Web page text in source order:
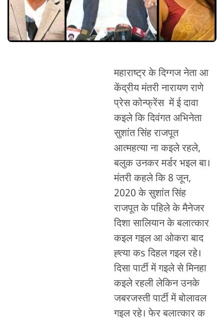
महाराष्ट्र के दिग्गज नेता आ
केंद्रीय मंतरी नारायण राणे
प्रेस कोन्फ्रेंस में ई दावा
कइले कि दिवंगत अभिनेता
सुशांत सिंह राजपूत
आत्महत्या ना कइले रहले,
बलुक उनकर मर्डर भइल बा।
मंतरी कहले कि 8 जून,
2020 के सुशांत सिंह
राजपूत के पहिले के मैनेजर
दिशा सालियान के बलात्कार
कइल गइल आ ओकरा बाद
ह्त्या कs दिहल गइल रहे।
दिसा पार्टी में गइले से मिनहा
कइले रहली लेकिन उनके
जबरजस्ती पार्टी में बोलावल
गइल रहे। फेर बलात्कार क